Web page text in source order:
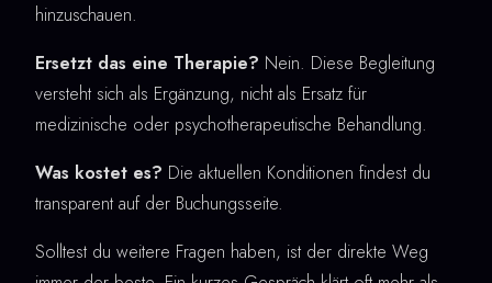
hinzuschauen.
Ersetzt das eine Therapie? Nein. Diese Begleitung
versteht sich als Ergänzung, nicht als Ersatz für
medizinische oder psychotherapeutische Behandlung.
Was kostet es? Die aktuellen Konditionen findest du
transparent auf der Buchungsseite.
Solltest du weitere Fragen haben, ist der direkte Weg